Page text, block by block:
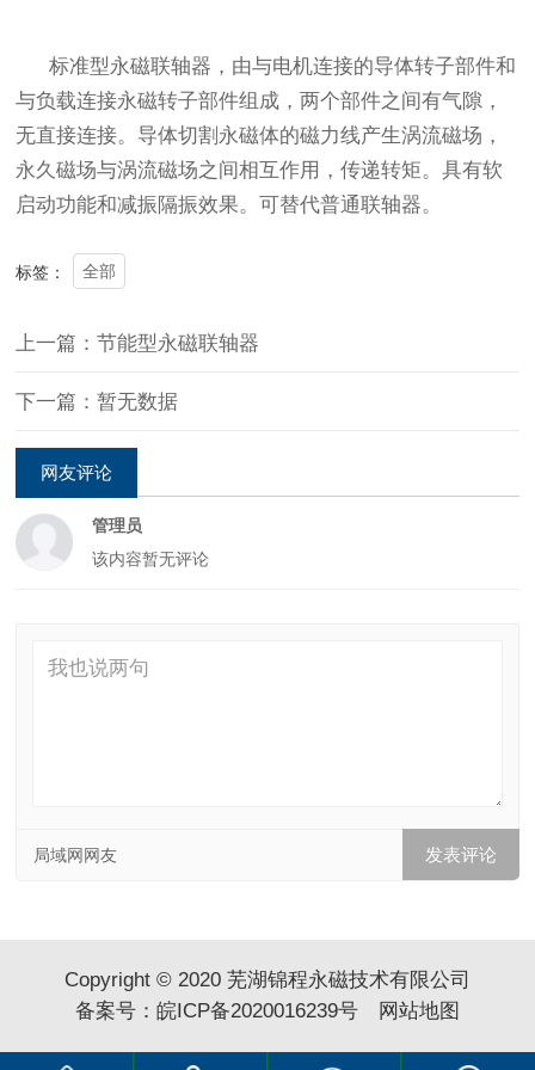
标准型永磁联轴器，由与电机连接的导体转子部件和
与负载连接永磁转子部件组成，两个部件之间有气隙，
无直接连接。导体切割永磁体的磁力线产生涡流磁场，
永久磁场与涡流磁场之间相互作用，传递转矩。具有软
启动功能和减振隔振效果。可替代普通联轴器。
标签： 全部
上一篇：节能型永磁联轴器
下一篇：暂无数据
网友评论
管理员
该内容暂无评论
局域网网友
Copyright © 2020 芜湖锦程永磁技术有限公司
备案号： 皖ICP备2020016239号 网站地图